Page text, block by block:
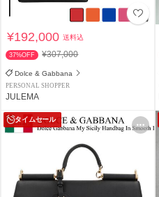
¥192,000送料込
37%OFF ¥307,000
Dolce & Gabbana
PERSONAL SHOPPER
JULEMA
タイムセール